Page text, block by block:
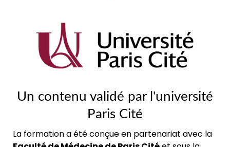
Un contenu validé par l'université
Paris Cité
La formation a été conçue en partenariat avec la